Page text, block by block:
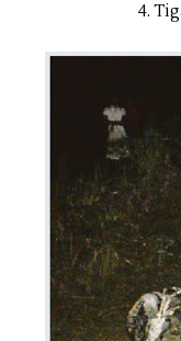
4.